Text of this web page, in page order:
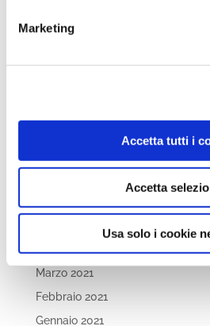
Marketing
Accetta tutti i
Accetta
Usa solo i cookie
Aprile 2022
Aprile 2021
Marzo 2021
Febbraio 2021
Gennaio 2021